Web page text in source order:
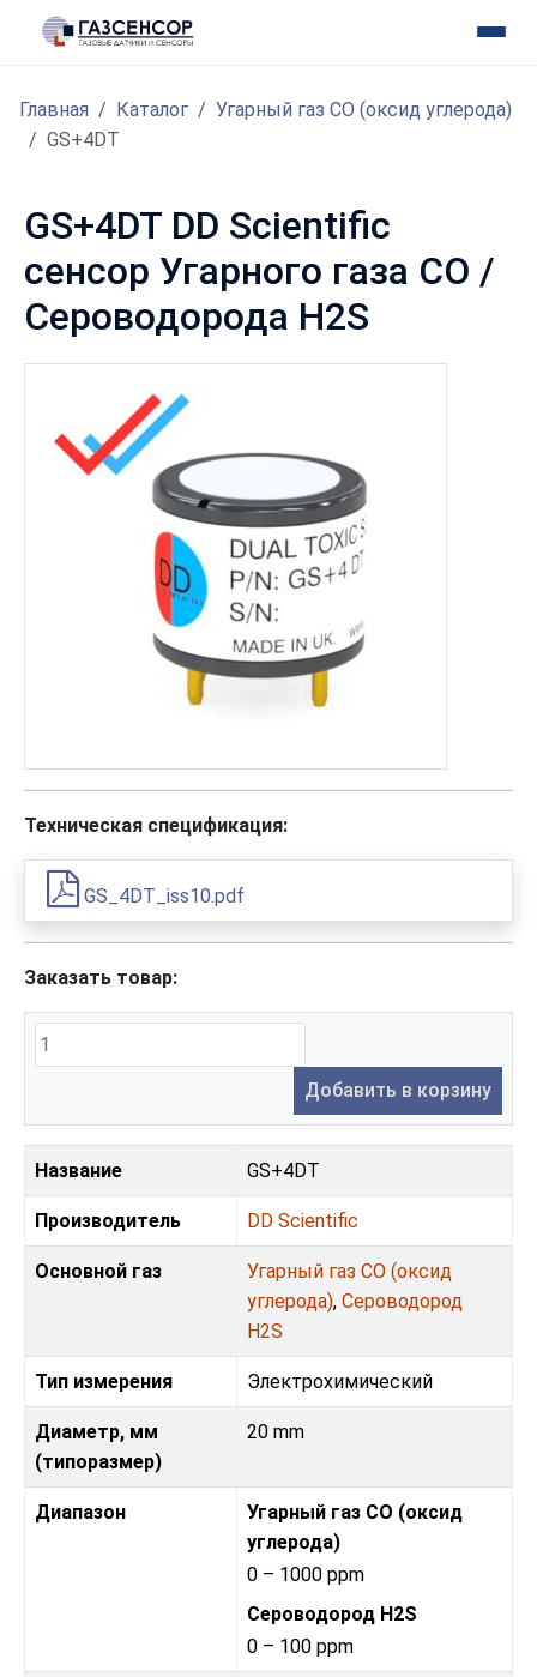
Главная Каталог
Угарный газ CO (оксид углерода)
GS+4DT
GS+4DT DD Scientific
сенсор Угарного газа CO /
Сероводорода H2S
Техническая спецификация:
GS_4DT_iss10.pdf
Заказать товар:
Добавить в корзину
Название GS+4DT
Производитель DD Scientific
Основной газ
Угарный газ CO (оксид
углерода), Сероводород
H2S
Тип измерения Электрохимический
Диаметр, мм
(типоразмер)
20 mm
Диапазон
Угарный газ CO (оксид
углерода)
0 – 1000 ppm
Сероводород H2S
0 – 100 ppm